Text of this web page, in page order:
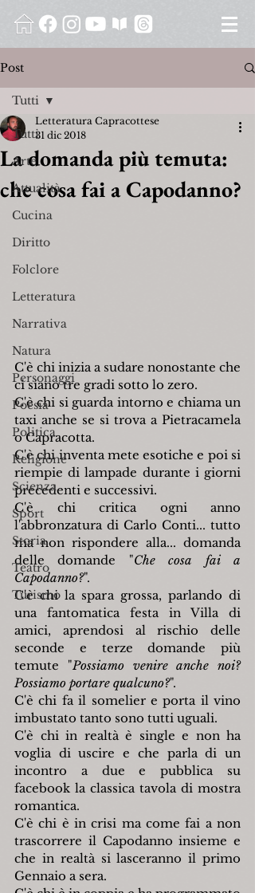
Post
Tutti
Arte
Attualità
Cucina
Diritto
Folclore
Letteratura
Narrativa
Natura
Personaggi
Poesia
Politica
Religione
Scienza
Sport
Storia
Teatro
Turismo
Tutti
La domanda più temuta:
che cosa fai a Capodanno?
Letteratura Capracottese
31 dic 2018
C'è chi inizia a sudare nonostante che
ci siano tre gradi sotto lo zero.
C'è chi si guarda intorno e chiama un
taxi anche se si trova a Pietracamela
o Capracotta.
C'è chi inventa mete esotiche e poi si
riempie di lampade durante i giorni
precedenti e successivi.
C'è chi critica ogni anno
l'abbronzatura di Carlo Conti... tutto
ma non rispondere alla... domanda
delle domande "Che cosa fai a
Capodanno?".
C'è chi la spara grossa, parlando di
una fantomatica festa in Villa di
amici, aprendosi al rischio delle
seconde e terze domande più
temute "Possiamo venire anche noi?
Possiamo portare qualcuno?".
C'è chi fa il somelier e porta il vino
imbustato tanto sono tutti uguali.
C'è chi in realtà è single e non ha
voglia di uscire e che parla di un
incontro a due e pubblica su
facebook la classica tavola di mostra
romantica.
C'è chi è in crisi ma come fai a non
trascorrere il Capodanno insieme e
che in realtà si lasceranno il primo
Gennaio a sera.